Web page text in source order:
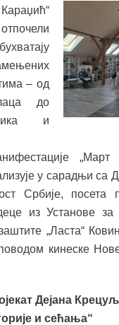
– од
до
и
у сарадњи са
Србије,
из Установе
„Ласта“
кинеске
Дејана
и сећања“